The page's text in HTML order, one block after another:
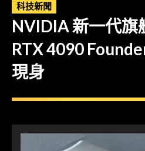
科技新聞
NVIDIA 新一代旗
RTX 4090
現身